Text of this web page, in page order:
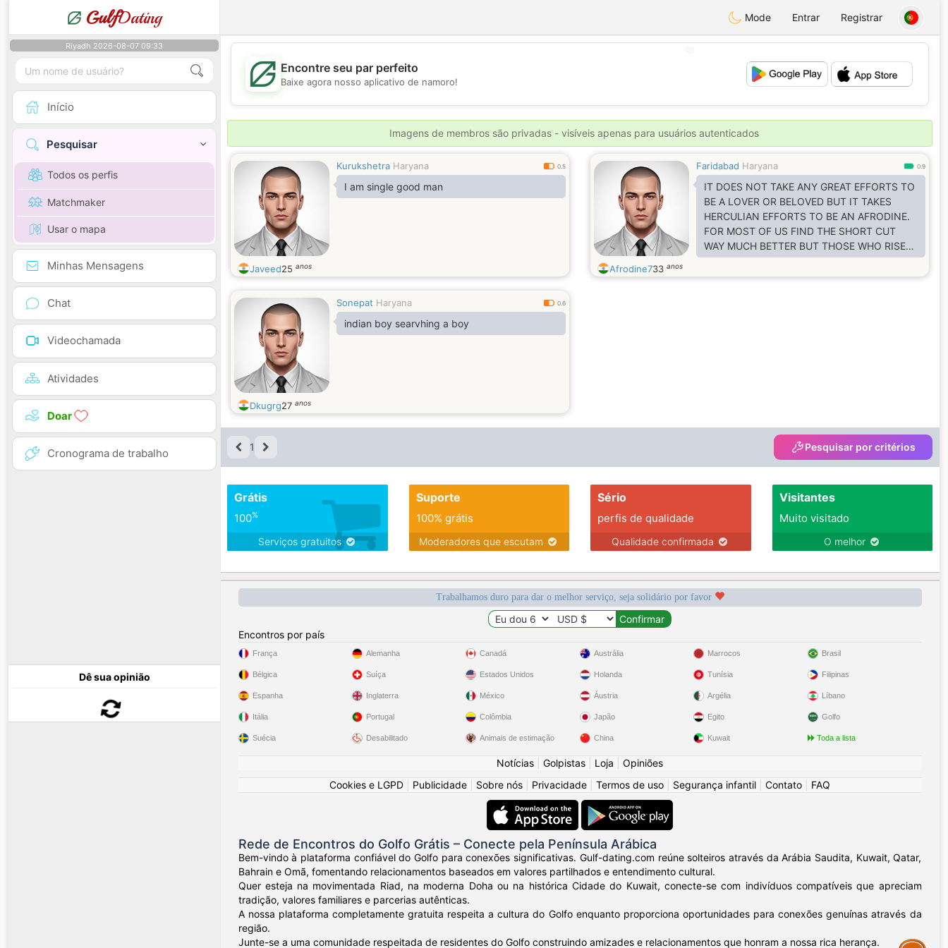
GulfDating Mode Entrar Registrar
Riyadh 2026-08-07 09:33
Início
Pesquisar
Todos os perfis
Matchmaker
Usar o mapa
Minhas Mensagens
Chat
Videochamada
Atividades
Doar
Cronograma de trabalho
Dê sua opinião
💖
💕
💕
Encontre seu par perfeito
Baixe agora nosso aplicativo de namoro!
Imagens de membros são privadas - visíveis apenas para usuários autenticados
Kurukshetra Haryana 0.5
I am single good man
Javeed25 anos
Faridabad Haryana 0.9
IT DOES NOT TAKE ANY GREAT EFFORTS TO
BE A LOVER OR BELOVED BUT IT TAKES
HERCULIAN EFFORTS TO BE AN AFRODINE.
FOR MOST OF US FIND THE SHORT CUT
WAY MUCH BETTER BUT THOSE WHO RISE
ABOVE THE PETTY LEVELS OF SELFISH SELF
CENTERED AND SUFFOCATING ATTITUDE
Afrodine733 anos
Sonepat Haryana 0.6
indian boy searvhing a boy
Dkugrg27 anos
1 Pesquisar por critérios
Grátis
100%
Serviços gratuitos
Suporte
100% grátis
Moderadores que escutam
Sério
perfis de qualidade
Qualidade confirmada
Visitantes
Muito visitado
O melhor
Trabalhamos duro para dar o melhor serviço, seja solidário por favor
Encontros por país
França
Bélgica
Espanha
Itália
Suécia
Alemanha
Suíça
Inglaterra
Portugal
Desabilitado
Canadá
Estados Unidos
México
Colômbia
Animais de estimação
Austrália
Holanda
Áustria
Japão
China
Marrocos
Tunísia
Argélia
Egito
Kuwait
Brasil
Filipinas
Líbano
Golfo
Toda a lista
Notícias Golpistas Loja
Opiniões
Cookies e LGPD
Publicidade Sobre nós Privacidade Termos de uso Segurança infantil Contato FAQ
Rede de Encontros do Golfo Grátis – Conecte pela Península Arábica
Bem-vindo à plataforma confiável do Golfo para conexões significativas. Gulf-dating.com reúne solteiros através da Arábia Saudita, Kuwait, Qatar,
Bahrain e Omã, fomentando relacionamentos baseados em valores partilhados e entendimento cultural.
Quer esteja na movimentada Riad, na moderna Doha ou na histórica Cidade do Kuwait, conecte-se com indivíduos compatíveis que apreciam
tradição, valores familiares e parcerias autênticas.
A nossa plataforma completamente gratuita respeita a cultura do Golfo enquanto proporciona oportunidades para conexões genuínas através da
região.
Junte-se a uma comunidade respeitada de residentes do Golfo construindo amizades e relacionamentos que honram a nossa rica herança.
Assistance